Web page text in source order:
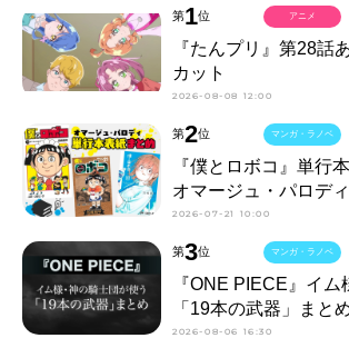
第1位
『たんプリ』第28話
カット
2026-08-08 12:00
アニメ
第2位
『僕とロボコ』単行
オマージュ・パロデ
2026-07-21 10:00
マンガ・ラノベ
第3位
『ONE PIECE』イム
「19本の武器」まと
2026-08-06 16:30
マンガ・ラノベ